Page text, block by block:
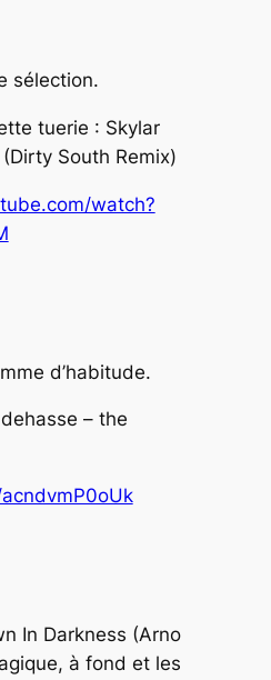
sélection.
tuerie : Skylar
South Remix)
watch?
d’habitude.
– the
In Darkness (Arno
à fond et les